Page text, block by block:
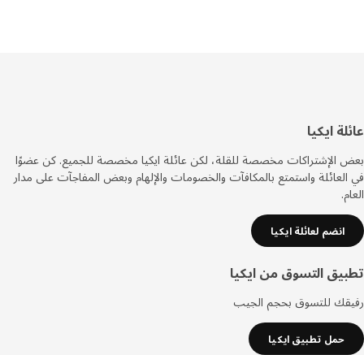
ايكيا
الإشتراكات مخصصة للقلة، لكن عائلة ايكيا مخصصة للجميع. كن عضوًا
واستمتع بالمكافآت والخصومات والإلهام وبعض المفاجآت على مدار
انضم لعائلة ايكيا
التسوق من ايكيا
للتسوق بحجم الجيب
حمل تطبيق ايكيا